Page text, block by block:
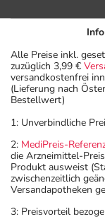
Alle Preise inkl.
zuzüglich 3,99 €
versandkostenfrei
(Lieferung nach
Bestellwert)
1: Unverbindliche
2: MediPreis-
die Arzneimittel-
Produkt ausweist
zwischenzeitlich
Versandapotheken
3: Preisvorteil